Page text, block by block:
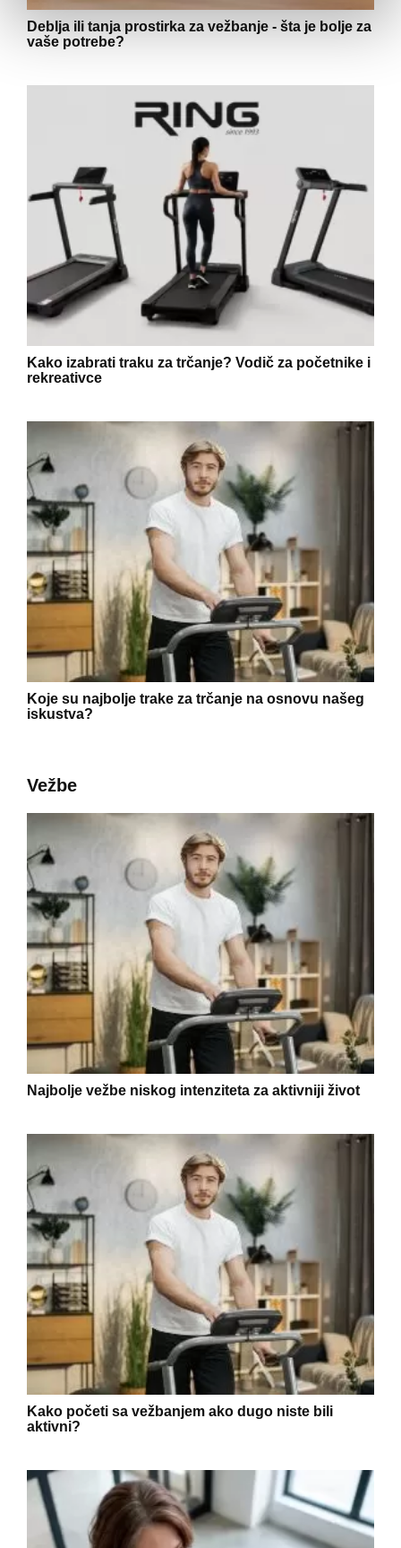
Deblja ili tanja prostirka za vežbanje - šta je bolje za
vaše potrebe?
Kako izabrati traku za trčanje? Vodič za početnike i
rekreativce
Koje su najbolje trake za trčanje na osnovu našeg
iskustva?
Vežbe
Najbolje vežbe niskog intenziteta za aktivniji život
Kako početi sa vežbanjem ako dugo niste bili
aktivni?